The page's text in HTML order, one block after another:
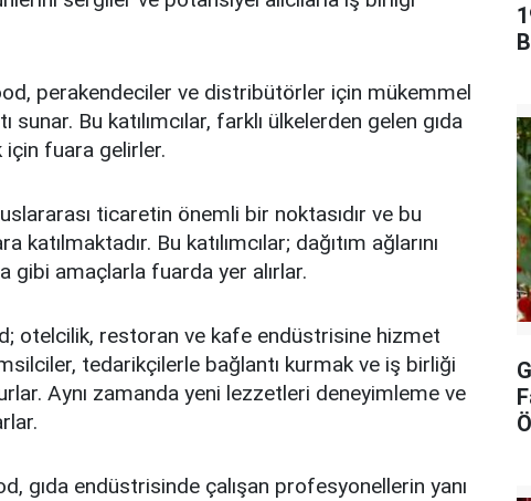
perakendeciler ve distribütörler için mükemmel
Bu katılımcılar, farklı ülkelerden gelen gıda
için fuara gelirler.
ticaretin önemli bir noktasıdır ve bu
Bu katılımcılar; dağıtım ağlarını
gibi amaçlarla fuarda yer alırlar.
otelcilik, restoran ve kafe endüstrisine hizmet
tedarikçilerle bağlantı kurmak ve iş birliği
Aynı zamanda yeni lezzetleri deneyimleme ve
gıda endüstrisinde çalışan profesyonellerin yanı